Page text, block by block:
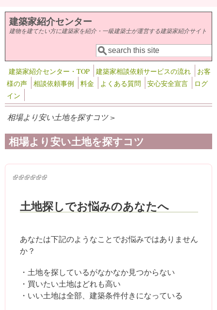
メインコンテンツに移動
建築家紹介センター
建物を建てたい方に建築家を紹介・一級建築士が運営する建築家紹介サイト
検索フォーム
検索
建築家紹介センター・TOP 建築家相談依頼サービスの流れ
お客
様の声
相談依頼事例 料金 よくある質問 安心安全宣言
ログ
イン
相場より安い土地を探すコツ >
相場より安い土地を探すコツ
(link is external)
(link is external)
(link is external)
(link is external)
(link is external)
(link is external)
土地探しでお悩みのあなたへ
あなたは下記のようなことでお悩みではありません
か？
・土地を探しているがなかなか見つからない
・買いたい土地はどれも高い
・いい土地は全部、建築条件付きになっている